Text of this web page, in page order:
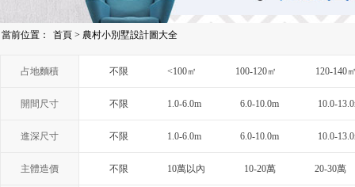
當前位置： 首頁 > 農村小別墅設計圖大全
占地麵積 不限 <100㎡ 100-120㎡ 120-140
開間尺寸 不限 1.0-6.0m 6.0-10.0m 10.0-
進深尺寸 不限 1.0-6.0m 6.0-10.0m 10.0-
主體造價 不限 10萬以內 10-20萬 20-30萬